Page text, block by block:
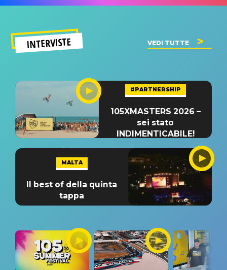
INTERVISTE VEDI TUTTE
#PARTNERSHIP
105XMASTERS 2026 –
sei stato
INDIMENTICABILE!
MALTA
Il best of della quinta
tappa